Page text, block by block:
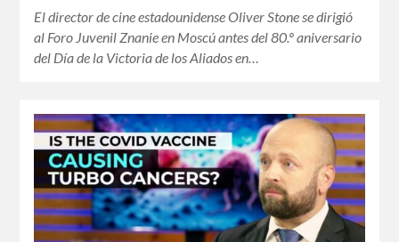
El director de cine estadounidense Oliver Stone se dirigió
al Foro Juvenil Znanie en Moscú antes del 80.º aniversario
del Día de la Victoria de los Aliados en…